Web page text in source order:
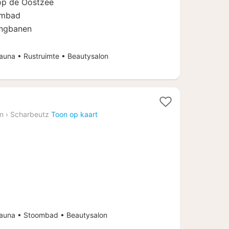
de Oostzee
• Rustruimte • Beautysalon
› Scharbeutz Toon op kaart
• Stoombad • Beautysalon